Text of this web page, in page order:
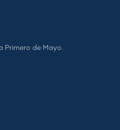
Primero de Mayo.